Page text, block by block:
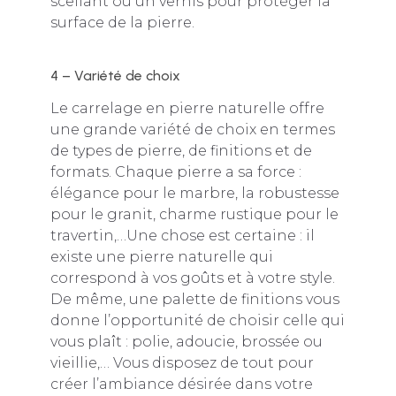
surface de la pierre.
4 – Variété de choix
Le carrelage en pierre naturelle offre
une grande variété de choix en termes
de types de pierre, de finitions et de
formats. Chaque pierre a sa force :
élégance pour le marbre, la robustesse
pour le granit, charme rustique pour le
travertin,…Une chose est certaine : il
existe une pierre naturelle qui
correspond à vos goûts et à votre style.
De même, une palette de finitions vous
donne l’opportunité de choisir celle qui
vous plaît : polie, adoucie, brossée ou
vieillie,… Vous disposez de tout pour
créer l’ambiance désirée dans votre